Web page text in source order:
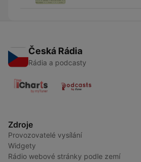
Česká Rádia
Rádia a podcasty
Zdroje
Provozovatelé vysílání
Widgety
Rádio webové stránky podle zemí